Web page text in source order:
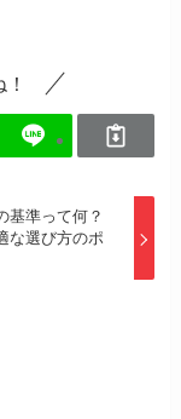
基準って何？
な選び方のポ